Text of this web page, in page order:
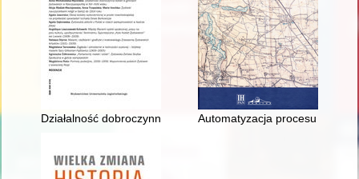
Działalność dobroczynna kobiet w gminach żydowskich w
Automatyzacja procesu